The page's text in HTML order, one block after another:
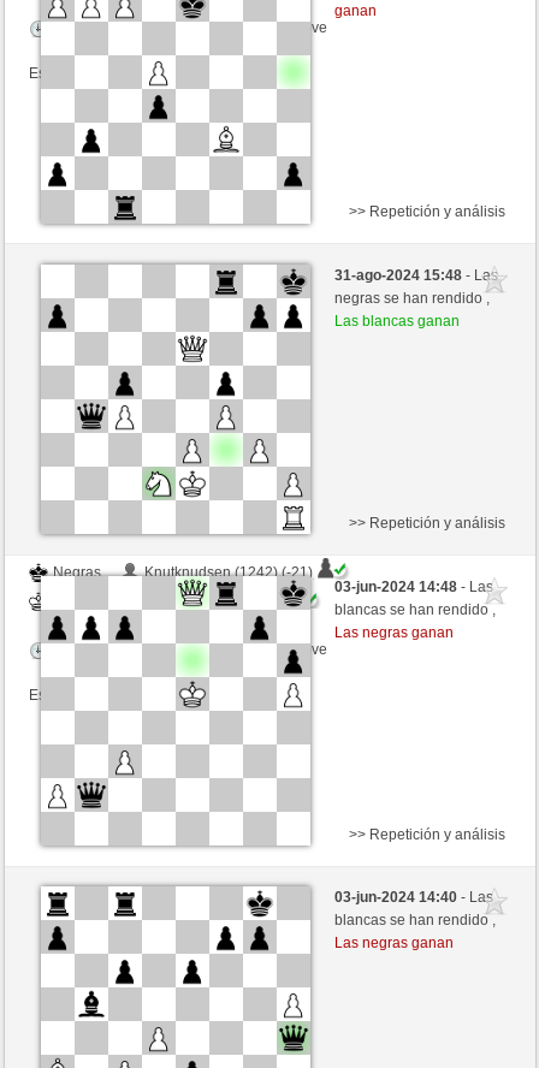
Tiempo: 2 minutes/side + 4 seconds/move
Esta partida es por puntos
ganan
Blancas
Harry112 (1280) (+10)
Agopino (1152) (-10)
Tiempo: 6 minutes/side + 3 seconds/move
Esta partida es por puntos
>> Repetición y análisis
31-ago-2024 15:48- Las
negras se han rendido ,
Las blancas ganan
Negras
Knutknudsen (1242) (-21)
Agopino (1126) (+26)
Tiempo: 5 minutes/side + 8 seconds/move
Esta partida es por puntos
>> Repetición y análisis
03-jun-2024 14:48- Las
blancas se han rendido ,
Las negras ganan
Negras
RenataCapresa (1230) (+12)
Blancas
Agopino (1138) (-12)
Tiempo: 6 minutes/side + 3 seconds/move
Esta partida es por puntos
>> Repetición y análisis
03-jun-2024 14:40- Las
blancas se han rendido ,
Las negras ganan